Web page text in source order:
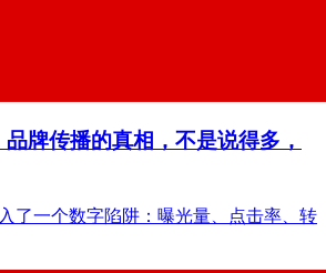
牌传播的真相，不是说得多，
了一个数字陷阱：曝光量、点击率、转